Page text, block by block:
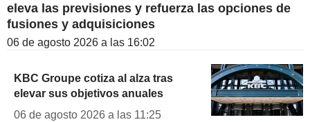
eleva las previsiones y refuerza las opciones de
fusiones y adquisiciones
06 de agosto 2026 a las 16:02
KBC Groupe cotiza al alza tras
elevar sus objetivos anuales
06 de agosto 2026 a las 11:25